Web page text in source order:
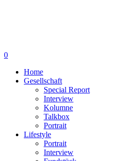
0
Home
Gesellschaft
Special Report
Interview
Kolumne
Talkbox
Portrait
Lifestyle
Portrait
Interview